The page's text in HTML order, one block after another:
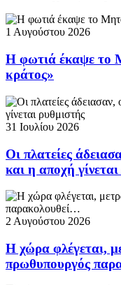
1 Αυγούστου 2026
Η φωτιά έκαψε το
κράτος»
31 Ιουλίου 2026
Οι πλατείες
και η αποχή
2 Αυγούστου 2026
Η χώρα φλέγεται,
πρωθυπουργός